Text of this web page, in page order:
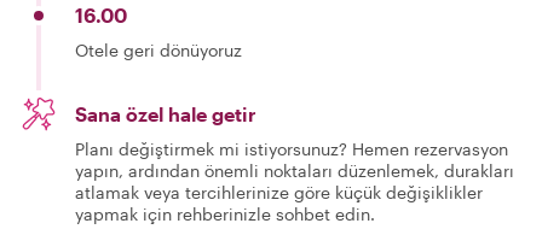
16.00
Otele geri dönüyoruz
Sana özel hale getir
Planı değiştirmek mi istiyorsunuz? Hemen rezervasyon
yapın, ardından önemli noktaları düzenlemek, durakları
atlamak veya tercihlerinize göre küçük değişiklikler
yapmak için rehberinizle sohbet edin.